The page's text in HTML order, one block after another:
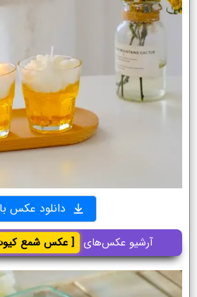
دانلود عکس
آرشیو عکس‌های [ عکس شمع کیوت